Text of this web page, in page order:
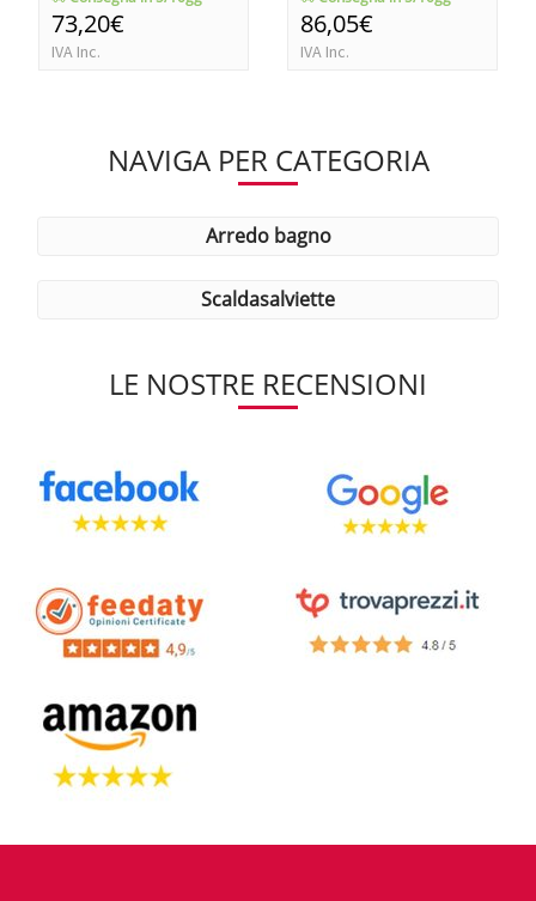
73,20€
IVA Inc.
86,05€
IVA Inc.
NAVIGA PER CATEGORIA
arredo bagno
scaldasalviette
LE NOSTRE RECENSIONI